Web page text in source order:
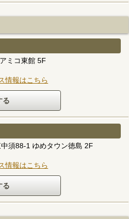
ミコ東館 5F
情報はこちら
須88-1 ゆめタウン徳島 2F
情報はこちら